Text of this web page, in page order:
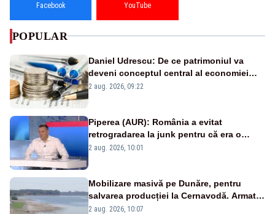
Facebook YouTube
POPULAR
Daniel Udrescu: De ce patrimoniul va
deveni conceptul central al economiei
viitoare?
2 aug. 2026, 09:22
Piperea (AUR): România a evitat
retrogradarea la junk pentru că era o
catastrofă pentru bănci și fondurile de
2 aug. 2026, 10:01
Mobilizare masivă pe Dunăre, pentru
salvarea producției la Cernavodă. Armata
va detona o stâncă și va devia apa
2 aug. 2026, 10:07